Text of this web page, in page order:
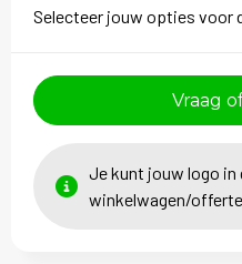
Veiligheidsvesten en
Selecteer jouw opties voor
Vraag
Je kunt jouw logo in
winkelwagen/